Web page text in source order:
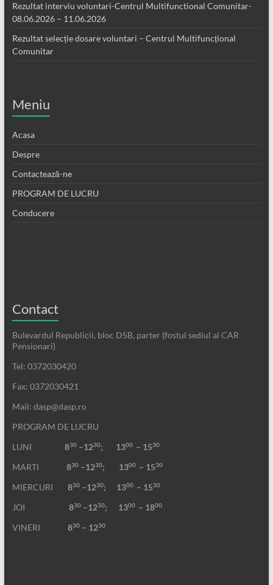
Rezultat interviu voluntari-Centrul Multifunctional Comunitar-
08.06.2026 – 11.06.2026
Rezultat selecție dosare voluntari – Centrul Multifuncțional
Comunitar
Meniu
Acasa
Despre
Contactează-ne
PROGRAM DE LUCRU
Conducere
Contact
Bulevardul Republicii, bloc D5B, parter (fostul sediul al CAR
Pensionari)
Tel: 0372030420
Fax: 0372030421
Mail: dasp@dasp.ro
PROGRAM DE LUCRU
LUNI
830–1230; 1300 – 1530
MARTI 830–1230; 1300 – 1530
MIERCURI 830–1230; 1300 – 1530
JOI 830–1230; 1300 – 1800
VINERI 830– 1230